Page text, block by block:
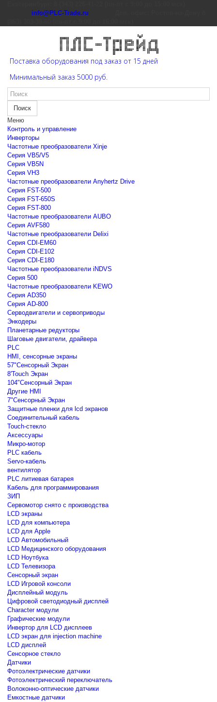
info@PLC-Trade.ru
Поставка оборудования под заказ от 15 дней
Минимальный заказ 5000 руб.
Поиск
Меню
Контроль и управление
Инверторы
Частотные преобразователи Xinje
Cерия VB5/V5
Cерия VB5N
Cерия VH3
Частотные преобразователи Anyhertz Drive
Серия FST-500
Серия FST-650S
Серия FST-800
Частотные преобразователи AUBO
Серия AVF580
Частотные преобразователи Delixi
Серия CDI-EM60
Серия CDI-E102
Серия CDI-E180
Частотные преобразователи iNDVS
Серия 500
Частотные преобразователи KEWO
Серия AD350
Серия AD-800
Серводвигатели и сервоприводы
Энкодеры
Планетарные редукторы
Шаговые двигатели, драйвера
PLC
HMI, сенсорные экраны
57"Сенсорный Экран
8'Touch Экран
104"Сенсорный Экран
Другие HMI
7"Сенсорный Экран
Защитные пленки для lcd экранов
Соединительный кабель
Touch-стекло
Аксессуары
Микро-мотор
PLC кабель
Servo-кабель
вентилятор
PLC литиевая батарея
Кабель для программирования
ЗИП
Сервомотор снято с производства
LCD экраны
LCD для компьютера
LCD для Apple
LCD Автомобильный
LCD Медицинского оборудования
LCD Ноутбука
LCD Телевизора
Сенсорный экран
LCD Игровой консоли
Дисплейный модуль
Цифровой светодиодный дисплей
Сharacter модули
Графические модули
Инвертор для LCD дисплеев
LCD экран для injection machine
LCD дисплей
Сенсорное стекло
Датчики
Фотоэлектрические датчики
Фотоэлектрический переключатель
Волоконно-оптические датчики
Емкостные датчики